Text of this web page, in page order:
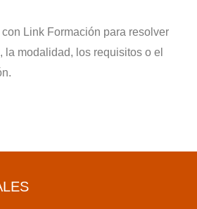
Link Formación para resolver
la modalidad, los requisitos o el